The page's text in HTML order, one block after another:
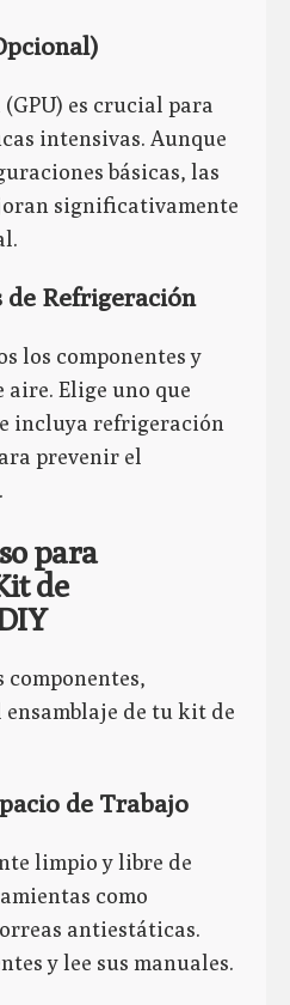
es crucial para
intensivas. Aunque
básicas, las
significativamente
de Refrigeración
los componentes y
Elige uno que
incluya refrigeración
prevenir el
para
de
componentes,
de tu kit de
de Trabajo
limpio y libre de
como
antiestáticas.
y lee sus manuales.